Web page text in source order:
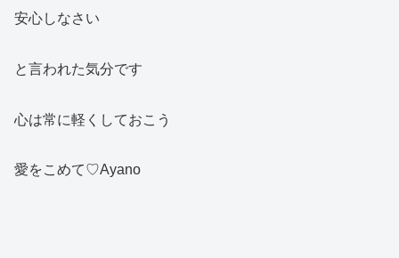
安心しなさい
と言われた気分です
心は常に軽くしておこう
愛をこめて♡Ayano